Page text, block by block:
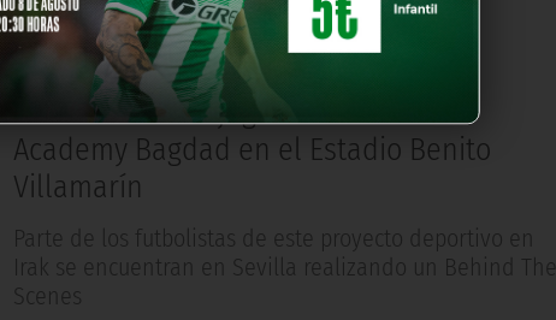
AREA SOCIAL Hace 4 años
Recibimos a los jugadores de Betis
Academy Bagdad en el Estadio Benito
Villamarín
Parte de los futbolistas de este proyecto deportivo en
Irak se encuentran en Sevilla realizando un Behind The
Scenes